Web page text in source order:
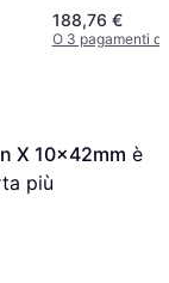
188,76 €
O 3 pagamenti di
X 10x42mm
più